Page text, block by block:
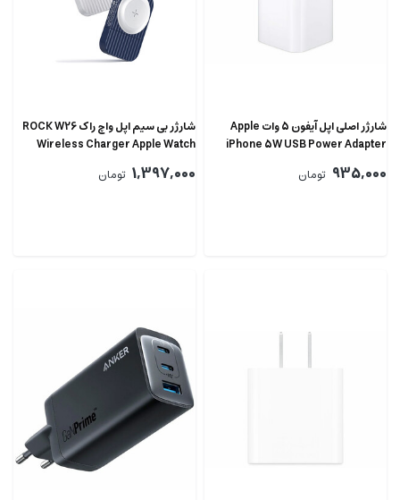
شارژر اصلی اپل آیفون 5 وات Apple
iPhone 5W USB Power Adapter
935,000 تومان
شارژر بی سیم اپل واچ راک ROCK W26
Wireless Charger Apple Watch
1,397,000 تومان